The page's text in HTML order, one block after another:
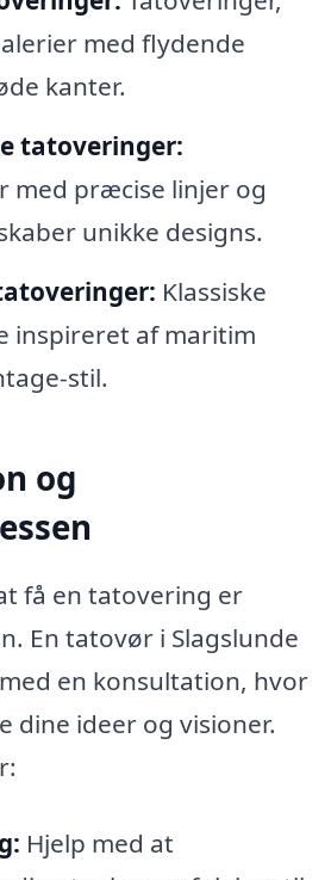
med flydende
kanter.
tatoveringer:
med præcise linjer og
unikke designs.
Klassiske
inspireret af maritim
stil.
og
få en tatovering er
En tatovør i Slagslunde
en konsultation, hvor
dine ideer og visioner.
Hjelp med at